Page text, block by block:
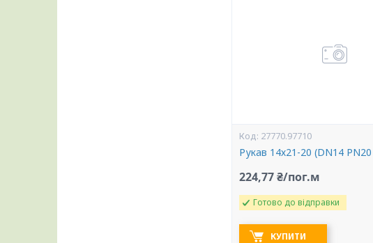
27770.97710
Рукав 14х21-20 (DN14 PN20
224,77 ₴/пог.м
Готово до відправки
КУПИТИ